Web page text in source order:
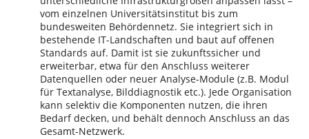
vom einzelnen Universitätsinstitut bis zum
bundesweiten Behördennetz. Sie integriert sich in
bestehende IT-Landschaften und baut auf offenen
Standards auf. Damit ist sie zukunftssicher und
erweiterbar, etwa für den Anschluss weiterer
Datenquellen oder neuer Analyse-Module (z.B. Modul
für Textanalyse, Bilddiagnostik etc.). Jede Organisation
kann selektiv die Komponenten nutzen, die ihren
Bedarf decken, und behält dennoch Anschluss an das
Gesamt-Netzwerk.